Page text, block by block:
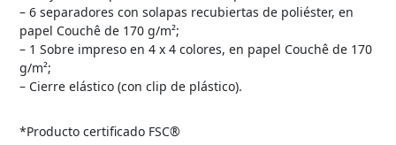
– 6 separadores con solapas recubiertas de poliéster, en
papel Couchê de 170 g/m²;
– 1 Sobre impreso en 4 x 4 colores, en papel Couchê de 170
g/m²;
– Cierre elástico (con clip de plástico).
*Producto certificado FSC®